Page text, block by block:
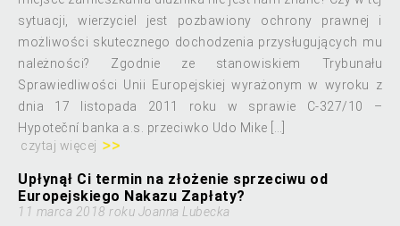
sytuacji, wierzyciel jest pozbawiony ochrony prawnej i
możliwości skutecznego dochodzenia przysługujących mu
należności? Zgodnie ze stanowiskiem Trybunału
Sprawiedliwości Unii Europejskiej wyrażonym w wyroku z
dnia 17 listopada 2011 roku w sprawie C-327/10 –
Hypoteční banka a.s. przeciwko Udo Mike […]
czytaj więcej
Upłynął Ci termin na złożenie sprzeciwu od
Europejskiego Nakazu Zapłaty?
11 marca 2018 roku Joanna Lubecka